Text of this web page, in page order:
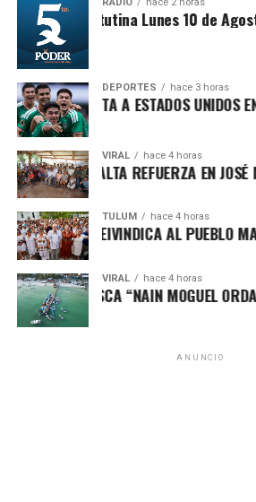
Síntesis Matutina Lunes 10 de
DEPORTES hace 3 horas
DERROTA A ESTADOS UNIDOS
VIRAL hace 4 horas
PATY PERALTA REFUERZA EN JOSÉ
TULUM hace 4 horas
MARÍN REIVINDICA AL PUEBLO
VIRAL hace 4 horas
DE PESCA “NAIN MOGUEL
ANUNCIO